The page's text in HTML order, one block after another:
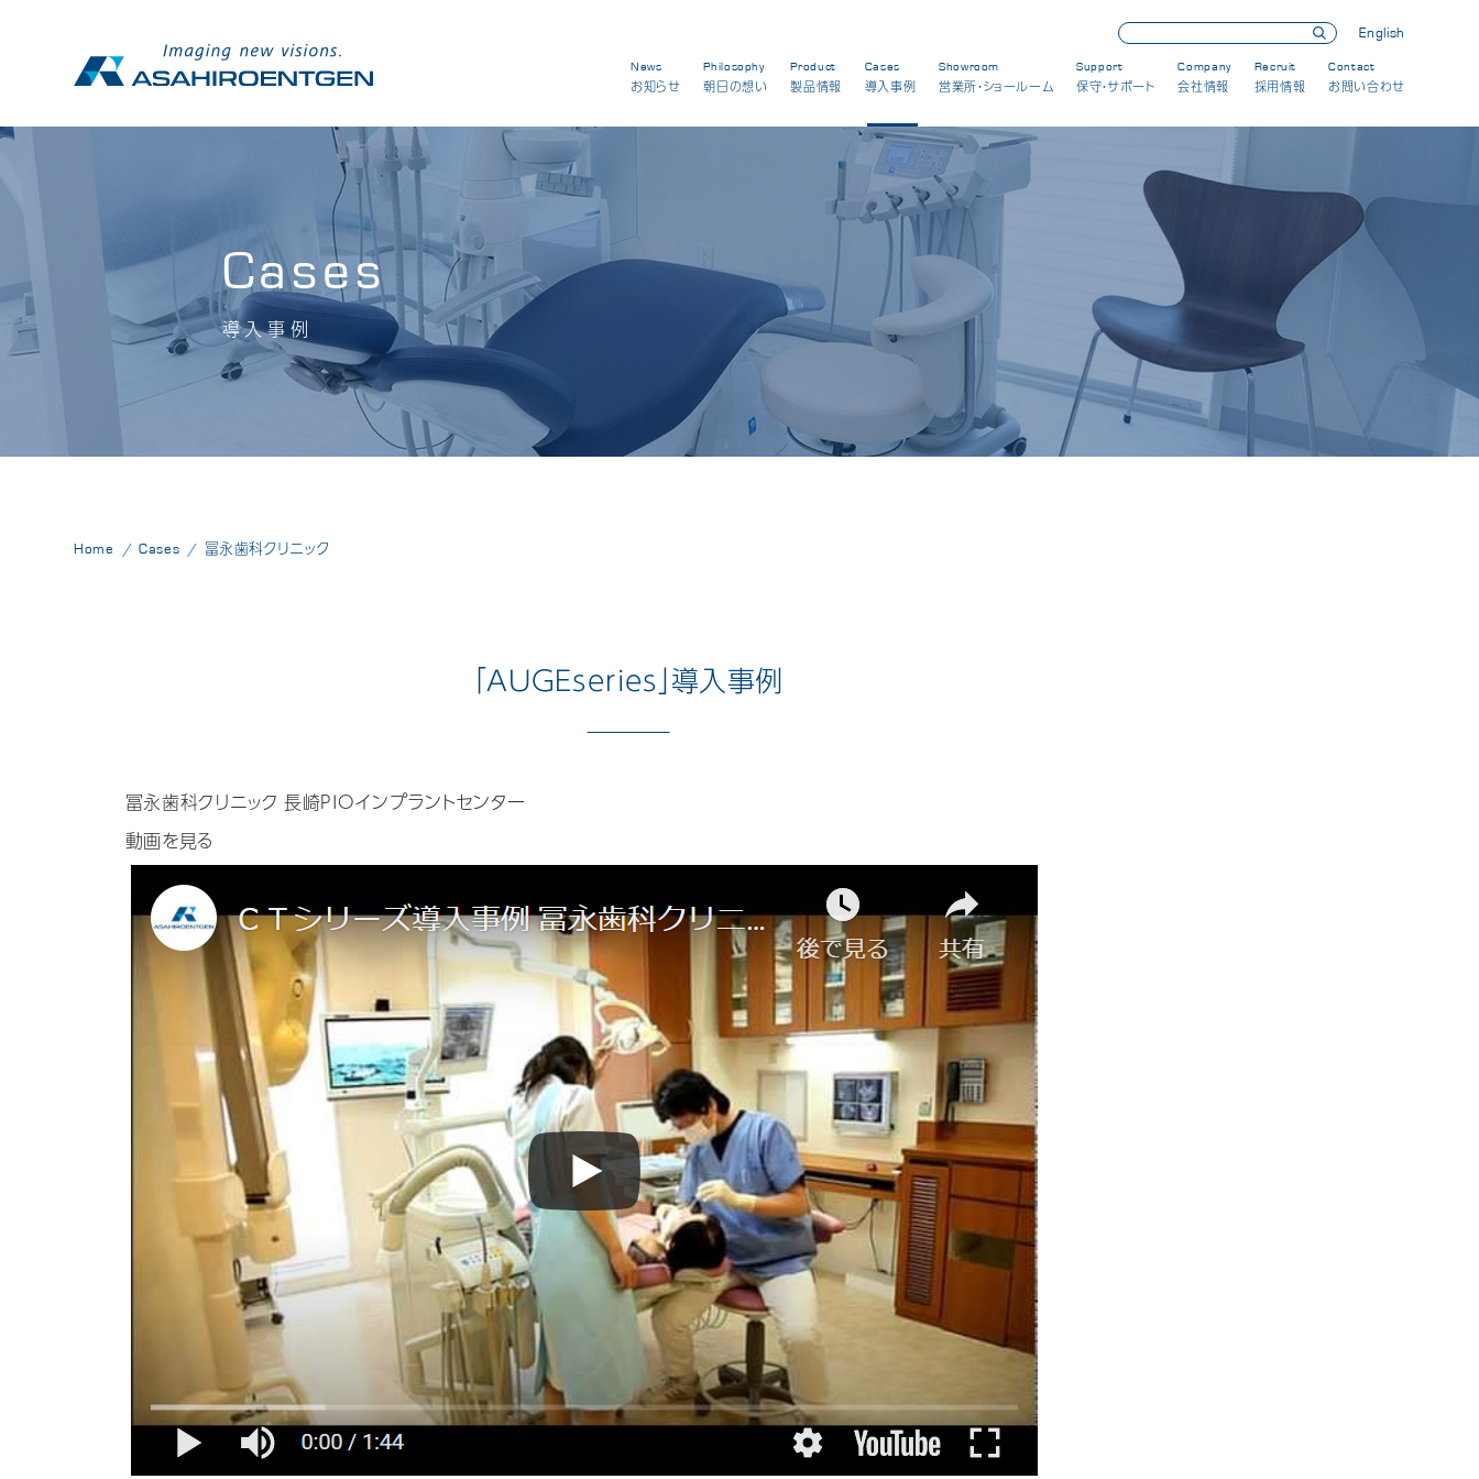
English
News
お知らせ
Philosophy
朝日の想い
Product
製品情報
Cases
導入事例
Showroom
営業所・ショールーム
Support
保守・サポート
Company
会社情報
Recruit
採用情報
Contact
お問い合わせ
Cases
導入事例
Home Cases 冨永歯科クリニック
「AUGEseries」導入事例
冨永歯科クリニック 長崎PIOインプラントセンター
動画を見る
歯科用CT製品
SOLIO XZII
AUGE SOLIO
パノラマ/セファロ製品
Cypher E